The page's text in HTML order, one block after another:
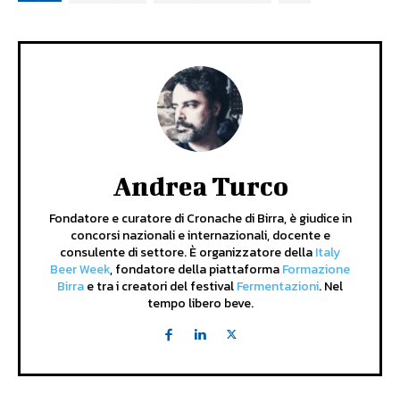
Andrea Turco
Fondatore e curatore di Cronache di Birra, è giudice in
concorsi nazionali e internazionali, docente e
consulente di settore. È organizzatore dellaItaly
Beer Week, fondatore della piattaformaFormazione
Birrae tra i creatori del festivalFermentazioni. Nel
tempo libero beve.